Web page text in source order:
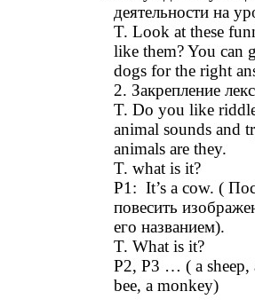
деятельности на
T. Look at these
like them? You can
dogs for the right
2. Закрепление
T. Do you like
animal sounds and
animals are they.
T. what is it?
P1: It’s a cow. (
повесить
его названием).
T. What is it?
P2, P3 … ( a sheep,
bee, a monkey)